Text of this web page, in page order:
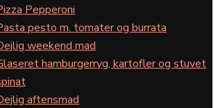
Pepperoni
pesto m. tomater og burrata
weekend mad
hamburgerryg, kartofler og stuvet
aftensmad